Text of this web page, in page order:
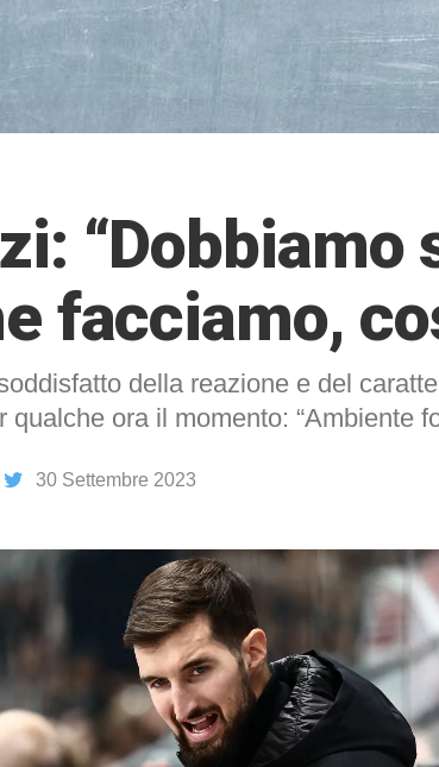
facciamo,
della reazione e del
ora il momento: “Ambiente
30 Settembre 2023